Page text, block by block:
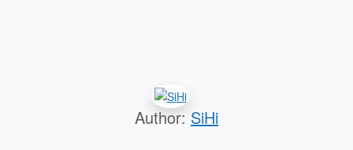
Author: SiHi